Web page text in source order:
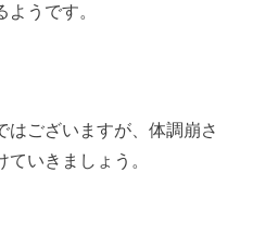
うです。
はございますが、体調崩さ
いきましょう。